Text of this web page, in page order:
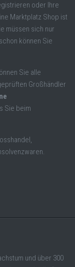
oder Ihre
Marktplatz Shop ist
müssen sich nur
können Sie
Sie alle
Großhändler
Sie beim
und über 300